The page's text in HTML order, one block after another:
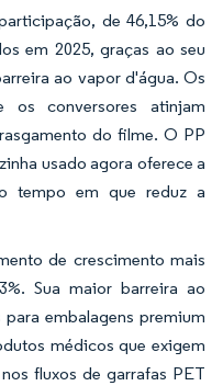
de 46,15% do
em 2025, graças ao seu
ao vapor d'água. Os
os conversores atinjam
do filme. O PP
usado agora oferece a
tempo em que reduz a
de crescimento mais
Sua maior barreira ao
embalagens premium
médicos que exigem
fluxos de garrafas PET